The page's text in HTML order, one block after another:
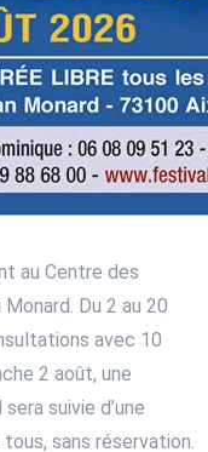
au Centre des
Du 2 au 20
avec 10
2 août, une
suivie d’une
sans réservation.